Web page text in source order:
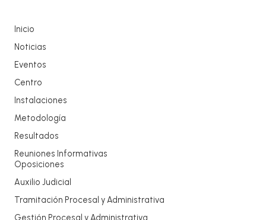
Inicio
Noticias
Eventos
Centro
Instalaciones
Metodología
Resultados
Reuniones Informativas
Oposiciones
Auxilio Judicial
Tramitación Procesal y Administrativa
Gestión Procesal y Administrativa